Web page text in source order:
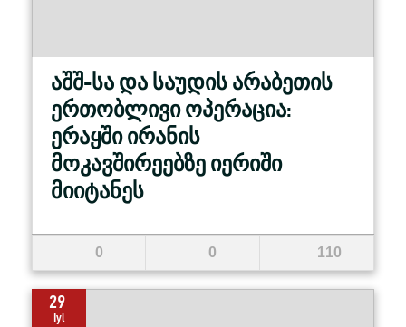
აშშ-სა და საუდის არაბეთის
ერთობლივი ოპერაცია:
ერაყში ირანის
მოკავშირეებზე იერიში
მიიტანეს
0 0 110
29
Iyl